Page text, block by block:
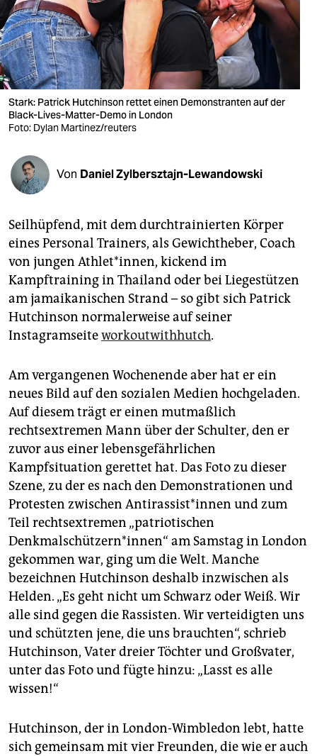
wahrheit
verlag
verlag
veranstaltungen
fragen & hilfe
abo
genossenschaft
epaper login
Stark: Patrick Hutchinson rettet einen Demonstranten auf der
Black-Lives-Matter-Demo in London
Foto: Dylan Martinez/reuters
Von Daniel Zylbersztajn-Lewandowski
Seilhüpfend, mit dem durchtrainierten Körper
eines Personal Trainers, als Gewichtheber, Coach
von jungen Athlet*innen, kickend im
Kampftraining in Thailand oder bei Liegestützen
am jamaikanischen Strand – so gibt sich Patrick
Hutchinson normalerweise auf seiner
Instagramseiteworkoutwithhutch.
Am vergangenen Wochenende aber hat er ein
neues Bild auf den sozialen Medien hochgeladen.
Auf diesem trägt er einen mutmaßlich
rechtsextremen Mann über der Schulter, den er
zuvor aus einer lebensgefährlichen
Kampfsituation gerettet hat. Das Foto zu dieser
Szene, zu der es nach den Demonstrationen und
Protesten zwischen Antirassist*innen und zum
Teil rechtsextremen „patriotischen
Denkmalschützern*innen“ am Samstag in London
gekommen war, ging um die Welt. Manche
bezeichnen Hutchinson deshalb inzwischen als
Helden. „Es geht nicht um Schwarz oder Weiß. Wir
alle sind gegen die Rassisten. Wir verteidigten uns
und schützten jene, die uns brauchten“, schrieb
Hutchinson, Vater dreier Töchter und Großvater,
unter das Foto und fügte hinzu: „Lasst es alle
wissen!“
Hutchinson, der in London-Wimbledon lebt, hatte
sich gemeinsam mit vier Freunden, die wie er auch